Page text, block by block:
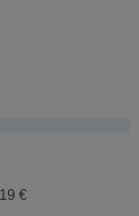
€Aktueller